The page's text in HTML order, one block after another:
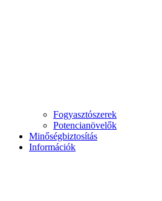
Fogyasztószerek
Potencianövelők
Minőségbiztosítás
Információk